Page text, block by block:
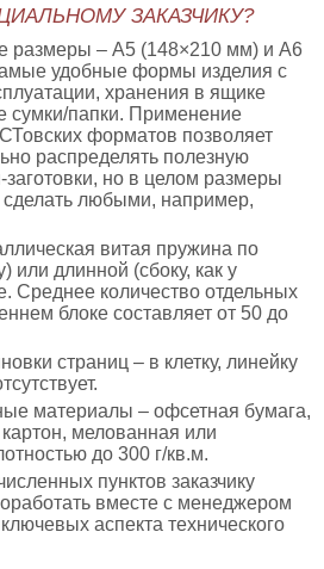
ЗАКАЗЧИКУ?
размеры – А5 (148×210 мм) и А6
удобные формы изделия с
хранения в ящике
сумки/папки. Применение
форматов позволяет
распределять полезную
но в целом размеры
сделать любыми, например,
витая пружина по
или длинной (сбоку, как у
Среднее количество отдельных
блоке составляет от 50 до
страниц – в клетку, линейку
материалы – офсетная бумага,
мелованная или
до 300 г/кв.м.
пунктов заказчику
вместе с менеджером
аспекта технического